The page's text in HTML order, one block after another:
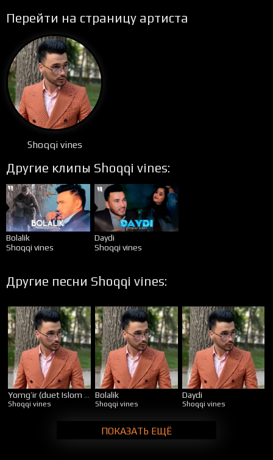
Перейти на страницу артиста
Shoqqi vines
Другие клипы Shoqqi vines:
Bolalik
Shoqqi vines
Daydi
Shoqqi vines
Другие песни Shoqqi vines:
Yomg’ir (duet Islom (Billur))
Shoqqi vines
Bolalik
Shoqqi vines
Daydi
Shoqqi vines
ПОКАЗАТЬ ЕЩЁ